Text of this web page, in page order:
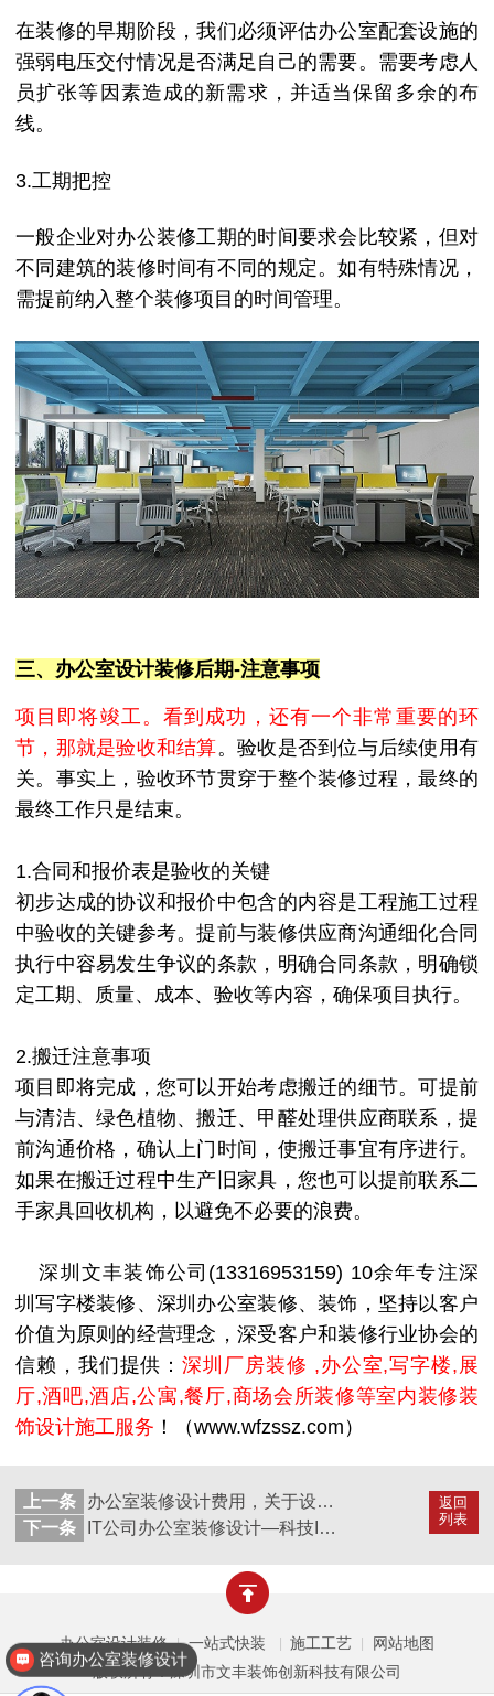
在装修的早期阶段，我们必须评估办公室配套设施的
强弱电压交付情况是否满足自己的需要。需要考虑人
员扩张等因素造成的新需求，并适当保留多余的布
线。
3.工期把控
一般企业对办公装修工期的时间要求会比较紧，但对
不同建筑的装修时间有不同的规定。如有特殊情况，
需提前纳入整个装修项目的时间管理。
三、办公室设计装修后期-注意事项
项目即将竣工。看到成功，还有一个非常重要的环
节，那就是验收和结算。验收是否到位与后续使用有
关。事实上，验收环节贯穿于整个装修过程，最终的
最终工作只是结束。
1.合同和报价表是验收的关键
初步达成的协议和报价中包含的内容是工程施工过程
中验收的关键参考。提前与装修供应商沟通细化合同
执行中容易发生争议的条款，明确合同条款，明确锁
定工期、质量、成本、验收等内容，确保项目执行。
2.搬迁注意事项
项目即将完成，您可以开始考虑搬迁的细节。可提前
与清洁、绿色植物、搬迁、甲醛处理供应商联系，提
前沟通价格，确认上门时间，使搬迁事宜有序进行。
如果在搬迁过程中生产旧家具，您也可以提前联系二
手家具回收机构，以避免不必要的浪费。
深圳文丰装饰公司 (13316953159) 10余年专注深
圳写字楼装修、深圳办公室装修、装饰，坚持以客户
价值为原则的经营理念，深受客户和装修行业协会的
信赖，我们提供：深圳厂房装修 ,办公室,写字楼,展
厅,酒吧,酒店,公寓,餐厅,商场会所装修等室内装修装
饰设计施工服务 ！（www.wfzssz.com）
返回
列表
上一条
​办公室装修设计费用，关于设计费价格的高低有这些因素
下一条
IT公司办公室装修设计—科技IT办公部门设计案例效果图
办公室设计装修 | 一站式快装 施工工艺
网站地图
版权所有：深圳市文丰装饰创新科技有限公司
咨询办公室装修设计